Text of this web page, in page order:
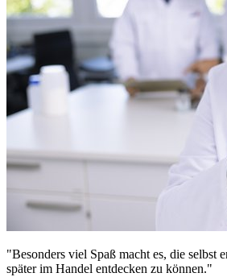
"Besonders viel Spaß macht es, die selbst
später im Handel entdecken zu können."